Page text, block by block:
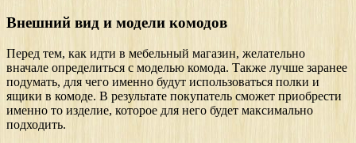
Внешний вид и модели комодов
Перед тем, как идти в мебельный магазин, желательно
вначале определиться с моделью комода. Также лучше заранее
подумать, для чего именно будут использоваться полки и
ящики в комоде. В результате покупатель сможет приобрести
именно то изделие, которое для него будет максимально
подходить.